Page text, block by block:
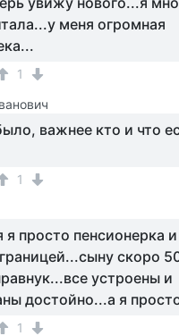
меня огромная
1
важнее кто и что
1
я просто пенсионерка
скоро
устроены и
достойно...а я
1